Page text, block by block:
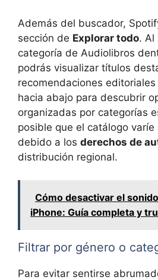
Además del buscador,
sección de Explorar todo. Al
categoría de Audiolibros
podrás visualizar títulos
recomendaciones
hacia abajo para descubrir
organizadas por categorías
posible que el catálogo varíe
debido a los derechos de
distribución regional.
Cómo desactivar el
iPhone: Guía completa y
Filtrar por género o
Para evitar sentirse